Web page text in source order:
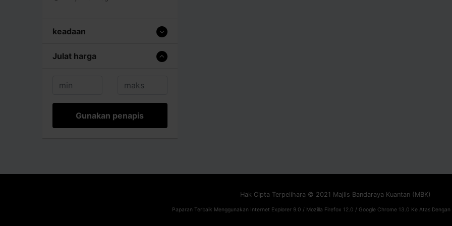
keadaan
Julat harga
Gunakan penapis
Hak Cipta Terpelihara © 2021 Majlis Bandaraya Kuantan (MBK)
Paparan Terbaik Menggunakan Internet Explorer 9.0 / Mozilla Firefox 12.0 / Google Chrome 13.0 Ke Atas